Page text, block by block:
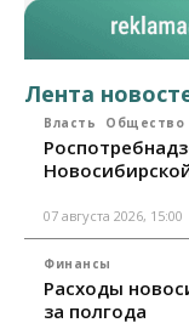
Лента
Власть Общество
07 августа 2026, 15:00
Финансы
Расходы
за полгода